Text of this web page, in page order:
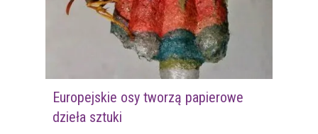
Europejskie osy tworzą papierowe
dzieła sztuki